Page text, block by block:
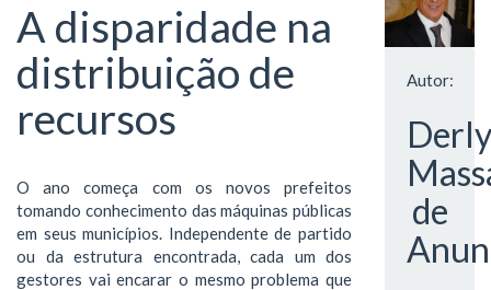
A disparidade na
distribuição de
recursos
O ano começa com os novos prefeitos
tomando conhecimento das máquinas públicas
em seus municípios. Independente de partido
ou da estrutura encontrada, cada um dos
gestores vai encarar o mesmo problema que
Autor:
Derly
de